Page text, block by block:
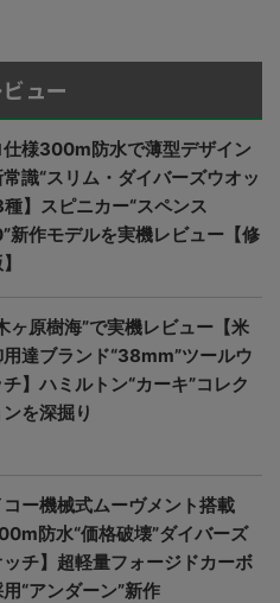
ュー
仕様300m防水で薄型デザイン
常識“スリム・ダイバーズウオッ
種】スピニカー“スペンス
新作モデルを実機レビュー【修
ヶ原樹海”で実機レビュー【米
達ブランド“38mm”ツールウ
】ハミルトン“カーキ”コレク
を深掘り
コー機械式ムーヴメント搭載
防水“価格破壊”ダイバーズ
ッチ】超軽量フォージドカーボ
用“アンダーン”新作